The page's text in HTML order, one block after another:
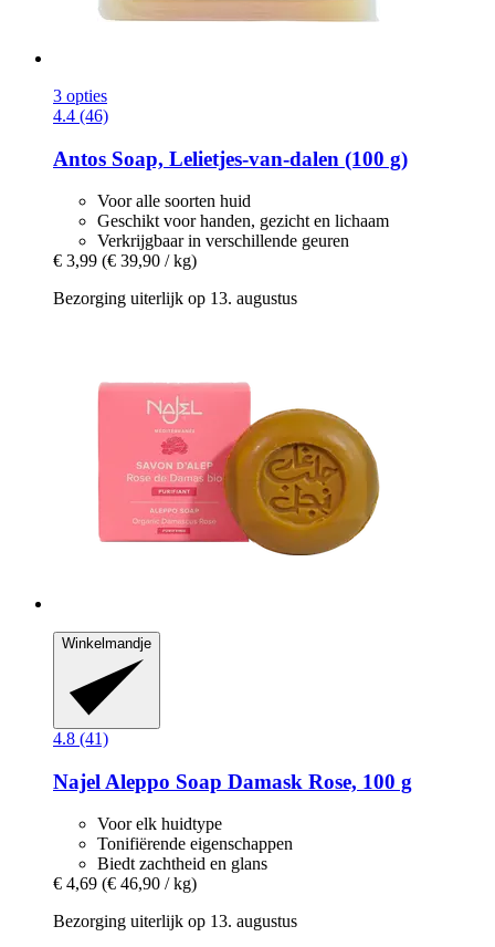
3 opties
4.4 (46)
Antos Soap, Lelietjes-​van-​dalen (100 g)
Voor alle soorten huid
Geschikt voor handen, gezicht en lichaam
Verkrijgbaar in verschillende geuren
€ 3,99 (€ 39,90 / kg)
Bezorging uiterlijk op 13. augustus
Winkelmandje
4.8 (41)
Najel Aleppo Soap Damask Rose, 100 g
Voor elk huidtype
Tonifiërende eigenschappen
Biedt zachtheid en glans
€ 4,69 (€ 46,90 / kg)
Bezorging uiterlijk op 13. augustus